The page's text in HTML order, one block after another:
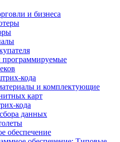
и бизнеса
программируемые
кода
и комплектующие
карт
кода
данных
обеспечение